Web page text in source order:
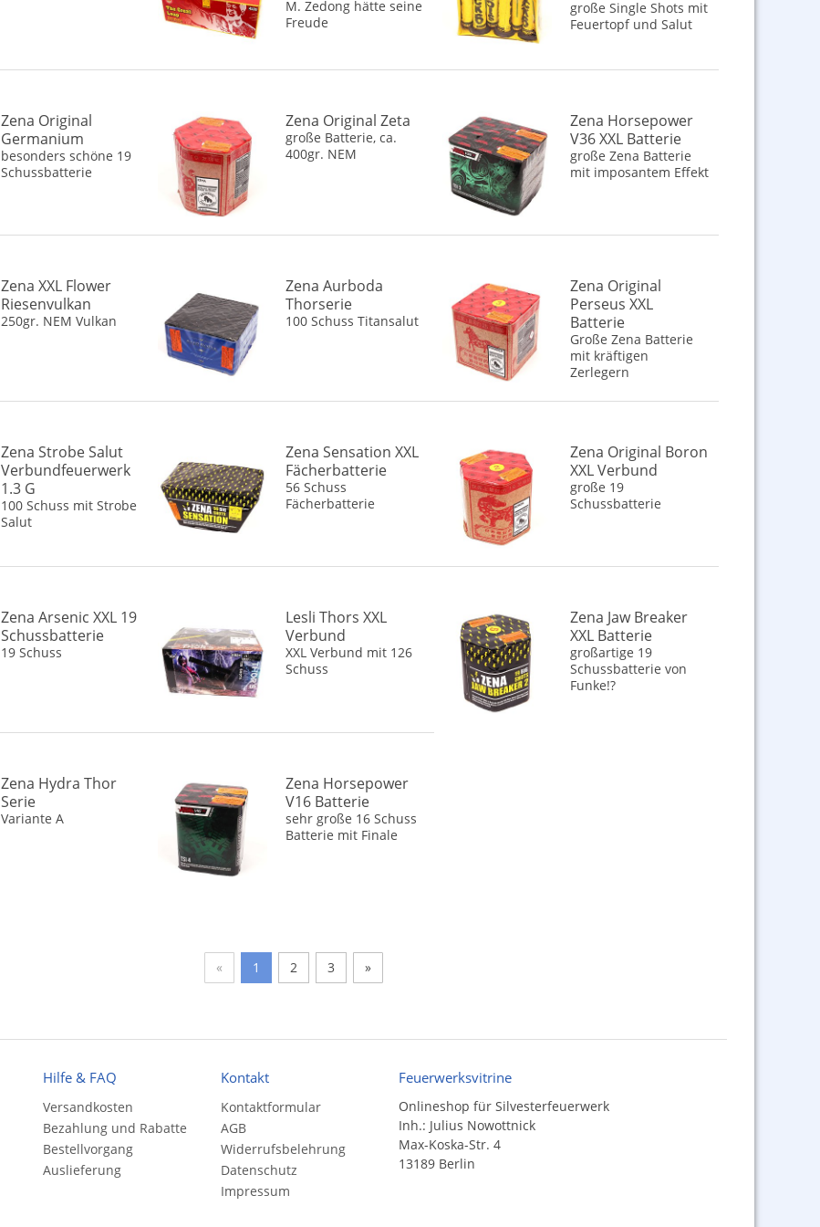
M. Zedong hätte seine
Freude
große Single Shots mit
Feuertopf und Salut
Zena Original
Germanium
besonders schöne 19
Schussbatterie
Zena Original Zeta
große Batterie, ca.
400gr. NEM
Zena Horsepower
V36 XXL Batterie
große Zena Batterie
mit imposantem Effekt
Zena XXL Flower
Riesenvulkan
250gr. NEM Vulkan
Zena Aurboda
Thorserie
100 Schuss Titansalut
Zena Original
Perseus XXL
Batterie
Große Zena Batterie
mit kräftigen
Zerlegern
Zena Strobe Salut
Verbundfeuerwerk
1.3 G
100 Schuss mit Strobe
Salut
Zena Sensation XXL
Fächerbatterie
56 Schuss
Fächerbatterie
Zena Original Boron
XXL Verbund
große 19
Schussbatterie
Zena Arsenic XXL 19
Schussbatterie
19 Schuss
Lesli Thors XXL
Verbund
XXL Verbund mit 126
Schuss
Zena Jaw Breaker
XXL Batterie
großartige 19
Schussbatterie von
Funke!?
Zena Hydra Thor
Serie
Variante A
Zena Horsepower
V16 Batterie
sehr große 16 Schuss
Batterie mit Finale
« 1 2 3 »
Hilfe & FAQ
Versandkosten
Bezahlung und Rabatte
Bestellvorgang
Auslieferung
Kontakt
Kontaktformular
AGB
Widerrufsbelehrung
Datenschutz
Impressum
Feuerwerksvitrine
Onlineshop für Silvesterfeuerwerk
Inh.: Julius Nowottnick
Max-Koska-Str. 4
13189 Berlin